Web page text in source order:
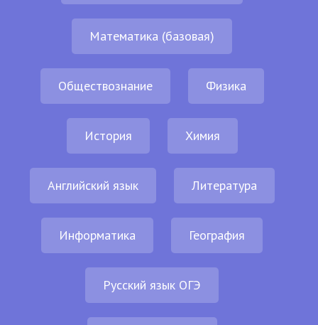
Математика (базовая)
Обществознание Физика
История Химия
Английский язык Литература
Информатика География
Русский язык ОГЭ